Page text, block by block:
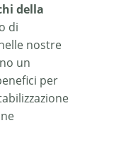
della
di
nostre
un
per